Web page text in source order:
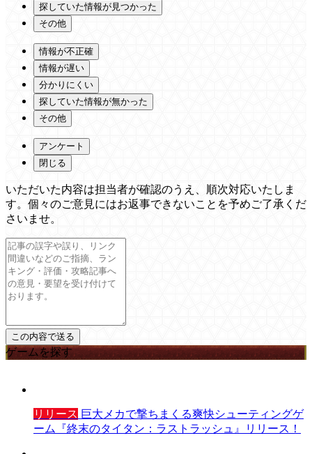
探していた情報が見つかった
その他
情報が不正確
情報が遅い
分かりにくい
探していた情報が無かった
その他
アンケート
閉じる
いただいた内容は担当者が確認のうえ、順次対応いたしま
す。個々のご意見にはお返事できないことを予めご了承くだ
さいませ。
ゲームを探す
リリース 巨大メカで撃ちまくる爽快シューティングゲ
ーム『終末のタイタン：ラストラッシュ』リリース！